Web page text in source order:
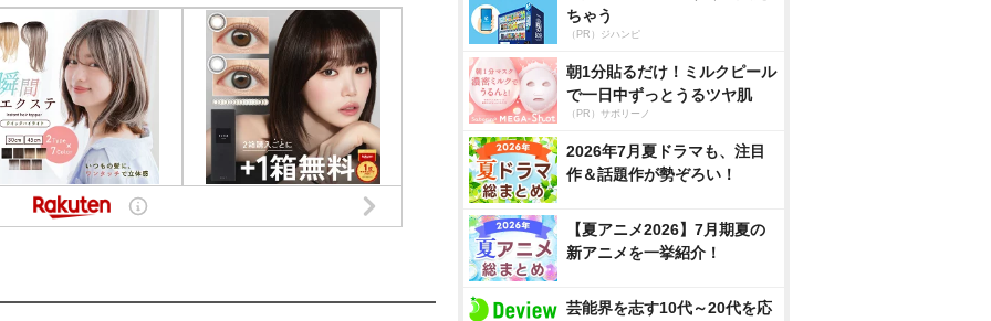
ちゃう
（PR）ジハンピ
朝1分貼るだけ！ミルクピール
で一日中ずっとうるツヤ肌
（PR）サボリーノ
2026年7月夏ドラマも、注目
作＆話題作が勢ぞろい！
【夏アニメ2026】7月期夏の
新アニメを一挙紹介！
芸能界を志す10代～20代を応